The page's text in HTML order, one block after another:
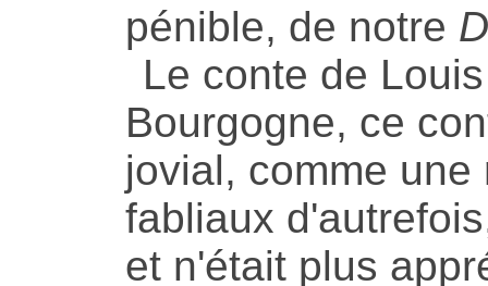
pénible, de notre
Le conte de
Bourgogne, ce
jovial, comme
fabliaux
et n'était plus